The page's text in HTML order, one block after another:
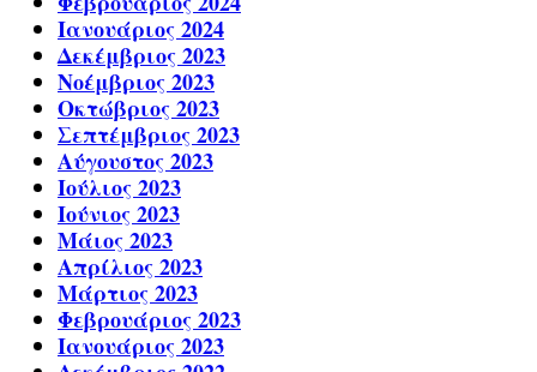
Ιανουάριος 2024
Δεκέμβριος 2023
Νοέμβριος 2023
Οκτώβριος 2023
Σεπτέμβριος 2023
Αύγουστος 2023
Ιούλιος 2023
Ιούνιος 2023
Μάιος 2023
Απρίλιος 2023
Μάρτιος 2023
Φεβρουάριος 2023
Ιανουάριος 2023